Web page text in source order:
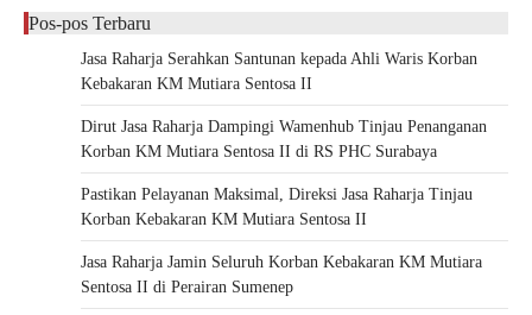
Pos-pos Terbaru
Jasa Raharja Serahkan Santunan kepada Ahli Waris Korban
Kebakaran KM Mutiara Sentosa II
Dirut Jasa Raharja Dampingi Wamenhub Tinjau Penanganan
Korban KM Mutiara Sentosa II di RS PHC Surabaya
Pastikan Pelayanan Maksimal, Direksi Jasa Raharja Tinjau
Korban Kebakaran KM Mutiara Sentosa II
Jasa Raharja Jamin Seluruh Korban Kebakaran KM Mutiara
Sentosa II di Perairan Sumenep